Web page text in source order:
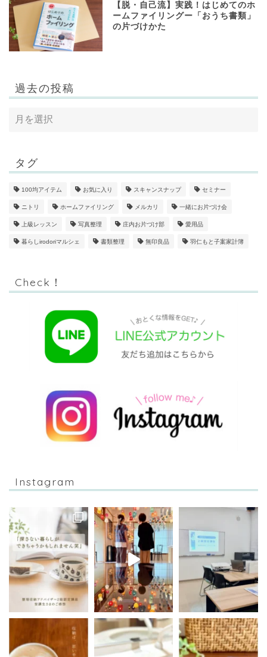
【脱・自己流】実践！はじめてのホ
ームファイリングー「おうち書類」
の片づけかた
過去の投稿
タグ
100均アイテム お気に入り スキャンスナップ セミナー
ニトリ ホームファイリング メルカリ 一緒にお片づけ会
上級レッスン 写真整理 庄内お片づけ部 愛用品
暮らしirodoriマルシェ 書類整理 無印良品 羽仁もと子案家計簿
Check！
Instagram